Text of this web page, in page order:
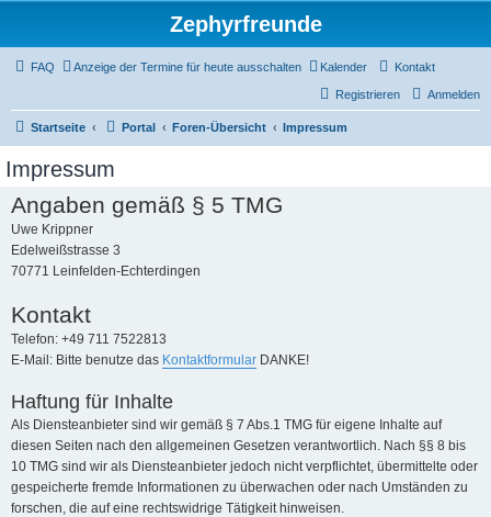
Zephyrfreunde
FAQ Anzeige der Termine für heute ausschalten Kalender Kontakt
Anmelden
Registrieren
Startseite Portal Foren-Übersicht Impressum
Impressum
Angaben gemäß § 5 TMG
Uwe Krippner
Edelweißstrasse 3
70771 Leinfelden-Echterdingen
Kontakt
Telefon: +49 711 7522813
E-Mail: Bitte benutze das Kontaktformular DANKE!
Haftung für Inhalte
Als Diensteanbieter sind wir gemäß § 7 Abs.1 TMG für eigene Inhalte auf
diesen Seiten nach den allgemeinen Gesetzen verantwortlich. Nach §§ 8 bis
10 TMG sind wir als Diensteanbieter jedoch nicht verpflichtet, übermittelte oder
gespeicherte fremde Informationen zu überwachen oder nach Umständen zu
forschen, die auf eine rechtswidrige Tätigkeit hinweisen.